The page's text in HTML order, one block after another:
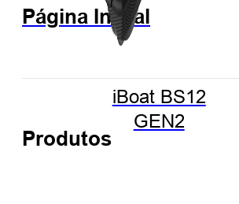
iBoat BS12
GEN2
Página Inicial
Produtos